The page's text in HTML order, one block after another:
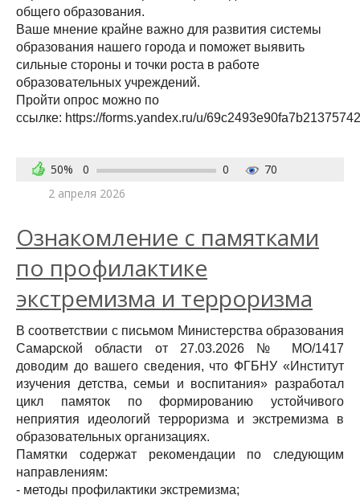
общего образования.
Ваше мнение крайне важно для развития системы
образования нашего города и поможет выявить
сильные стороны и точки роста в работе
образовательных учреждений.
Пройти опрос можно по
ссылке: https://forms.yandex.ru/u/
50% 0 0
70
2 апреля 2026
Ознакомление с памятками
по профилактике
экстремизма и терроризма
В соответствии с письмом Министерства образования
Самарской области от 27.03.2026 № МО/1417
доводим до вашего сведения, что ФГБНУ «Институт
изучения детства, семьи и воспитания» разработал
цикл памяток по формированию устойчивого
неприятия идеологий терроризма и экстремизма в
образовательных организациях.
Памятки содержат рекомендации по следующим
направлениям:
- методы профилактики экстремизма;